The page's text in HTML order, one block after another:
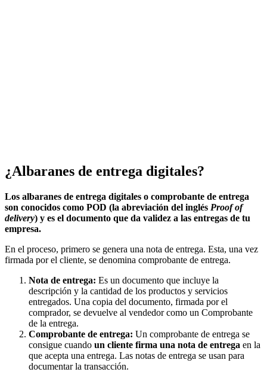
¿Albaranes de entrega digitales?
Los albaranes de entrega digitales o comprobante de entrega
son conocidos como POD (la abreviación del inglés Proof of
delivery) y es el documento que da validez a las entregas de tu
empresa.
En el proceso, primero se genera una nota de entrega. Esta, una vez
firmada por el cliente, se denomina comprobante de entrega.
Nota de entrega: Es un documento que incluye la
descripción y la cantidad de los productos y servicios
entregados. Una copia del documento, firmada por el
comprador, se devuelve al vendedor como un Comprobante
de la entrega.
Comprobante de entrega: Un comprobante de entrega se
consigue cuando un cliente firma una nota de entrega en la
que acepta una entrega. Las notas de entrega se usan para
documentar la transacción.